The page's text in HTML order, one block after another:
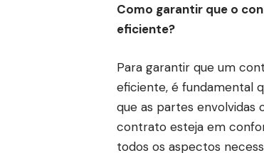
Como garantir que o
eficiente?
Para garantir que um
eficiente, é fundamental
que as partes envolvidas
contrato esteja em
todos os aspectos